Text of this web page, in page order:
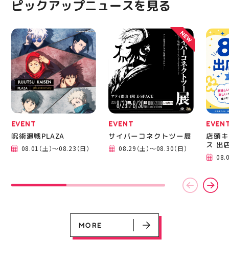
ピックアップニュース
MORE
ぜひご参加ください️ ・
ます️ スポーツナビゲー
ター一同当お待ちしてお
ります✧⁠◝⁠(⁠⁰⁠▿⁠⁰⁠)⁠◜⁠✧ #ゼビ
オ #アティ郡山
りたいものについてもご
ジュ 気になる方はDMま
たは店頭でお気軽にお問
い合わせください 写真
を横にスワイプして、完
成までの様子も見てね #
ピアネージュ #ミシン教
室 #ソーイング教室 #ミ
シン初心者 #ハンドメイ
ド 手作り 洋裁 ソーイン
グ 郡山市 郡山 福島県
手作りのある暮らし
ピックアップニュースを見る
EVENT
呪術廻戦PLAZA
08.01（土）～08.23（日）
EVENT
サイバーコネクトツー展
08.29（土）～08.30（日）
NEW
店頭
ス 出
MORE